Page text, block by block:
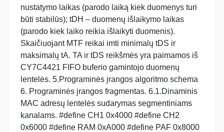
nustatymo laikas (parodo laiką kiek duomenys turi
būti stabilūs); tDH – duomenų išlaikymo laikas
(parodo kiek laiko reikia išlaikyti duomenis).
Skaičiuojant MTF reikai imti minimalų tDS ir
maksimalų tA. TA ir tDS reikšmės yra paimamos iš
CY7C4421 FIFO buferio gamintojo duomenų
lentelės. 5.Programinės įrangos algoritmo schema
6. Programinės įrangos fragmentas. 6.1.Dinaminis
MAC adresų lentelės sudarymas segmentiniams
kanalams. #define CH1 0x4000 #define CH2
0x6000 #define RAM 0xA000 #define PAF 0x8000